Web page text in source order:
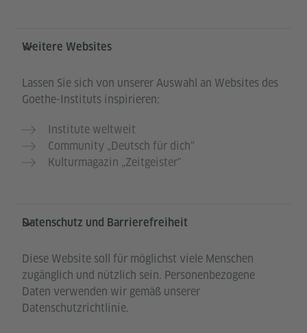
Weitere Websites
Lassen Sie sich von unserer Auswahl an Websites des
Goethe-Instituts inspirieren:
Institute weltweit
Community „Deutsch für dich“
Kulturmagazin „Zeitgeister"
Datenschutz und Barrierefreiheit
Diese Website soll für möglichst viele Menschen
zugänglich und nützlich sein. Personenbezogene
Daten verwenden wir gemäß unserer
Datenschutzrichtlinie.